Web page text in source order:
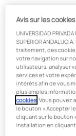
Qu'allez-
cadre du
génie
Avis sur les cookies
UNIVERSIDAD
SUPERIOR
traitement, des
votre navigation sur
utilisateurs, analyser
services et votre
intérêts afin de vous
plus amples
cookies . Vous
le bouton « Accepter
cliquant sur le bouton
installation en cliquant